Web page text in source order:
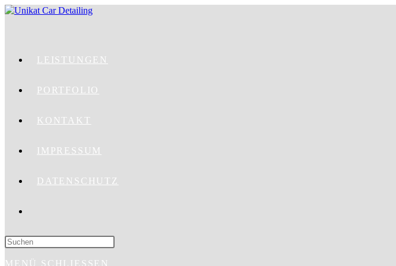
LEISTUNGEN
PORTFOLIO
KONTAKT
IMPRESSUM
DATENSCHUTZ
MENÜ SCHLIESSEN